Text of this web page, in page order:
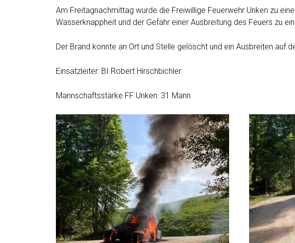
Am Freitagnachmittag wurde die Freiwillige Feuerwehr Unken zu
Wasserknappheit und der Gefahr einer Ausbreitung des Feuers zu
Der Brand konnte an Ort und Stelle gelöscht und ein Ausbreiten auf
Einsatzleiter: BI Robert Hirschbichler
Mannschaftsstärke FF Unken: 31 Mann